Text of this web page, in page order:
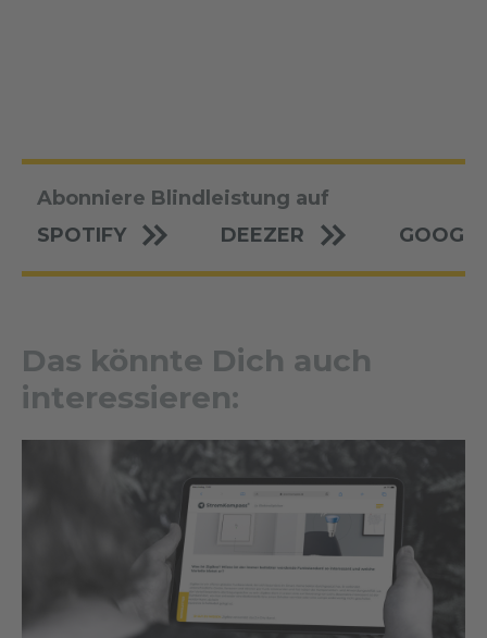
Abonniere Blindleistung auf
SPOTIFY
DEEZER
Das könnte Dich auch
interessieren: